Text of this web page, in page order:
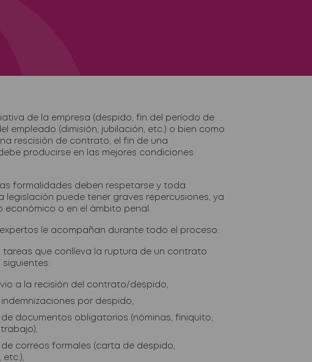
de la empresa (despido, fin del período de
empleado (dimisión, jubilación, etc.) o bien como
rescisión de contrato, el fin de una
producirse en las mejores condiciones
formalidades deben respetarse y toda
legislación puede tener graves repercusiones, ya
económico o en el ámbito penal.
expertos le acompañan durante todo el proceso.
tareas que conlleva la ruptura de un contrato
siguientes:
a la recisión del contrato/despido,
por despido,
de documentos obligatorios (nóminas, finiquito,
de correos formales (carta de despido,
, etc.),